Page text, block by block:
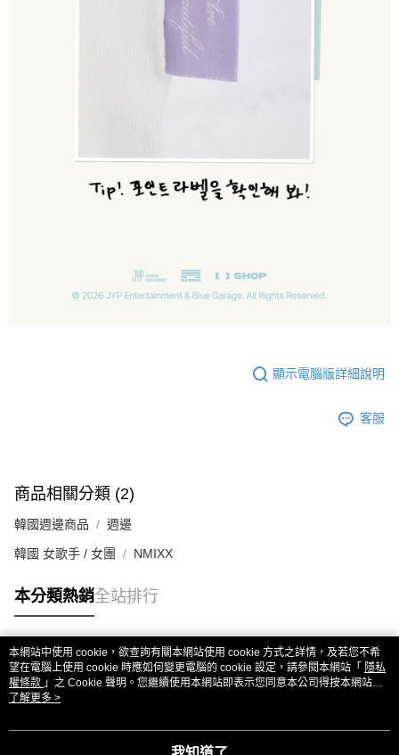
顯示電腦版詳細說明
客服
商品相關分類 (2)
韓國週邊商品 週邊
韓國 女歌手 / 女團 NMIXX
本分類熱銷全站排行
熱門標籤
本網站中使用 cookie，欲查詢有關本網站使用 cookie 方式之詳情，及若您不希
望在電腦上使用 cookie 時應如何變更電腦的 cookie 設定，請參閱本網站「 隱私
權條款 」之 Cookie 聲明。您繼續使用本網站即表示您同意本公司得按本網站使
用條款之 Cookie 聲明使用 cookie。
了解更多 >